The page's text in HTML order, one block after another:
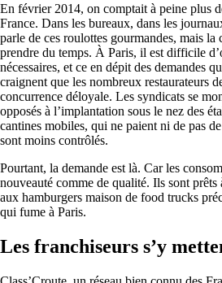
En février 2014, on comptait à peine plus
France. Dans les bureaux, dans les
parle de ces roulottes gourmandes, mais la
prendre du temps. À Paris, il est difficile
nécessaires, et ce en dépit des demandes
craignent que les nombreux restaurateurs
concurrence déloyale. Les syndicats se
opposés à l’implantation sous le nez des
cantines mobiles, qui ne paient ni de pas
sont moins contrôlés.
Pourtant, la demande est là. Car les
nouveauté comme de qualité. Ils sont
aux hamburgers maison de food trucks
qui fume à Paris.
Les franchiseurs s’y